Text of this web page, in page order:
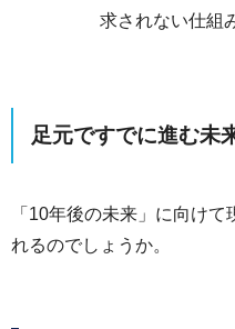
求されない仕組
足元ですでに進む未
「10年後の未来」に向け
れるのでしょうか。